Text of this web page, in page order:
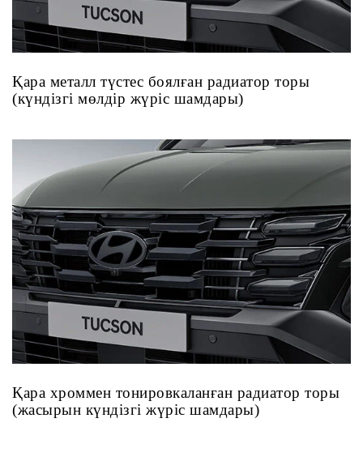
Қара металл түстес боялған радиатор торы
(күндізгі мөлдір жүріс шамдары)
Қара хроммен тонировкаланған радиатор торы
(жасырын күндізгі жүріс шамдары)